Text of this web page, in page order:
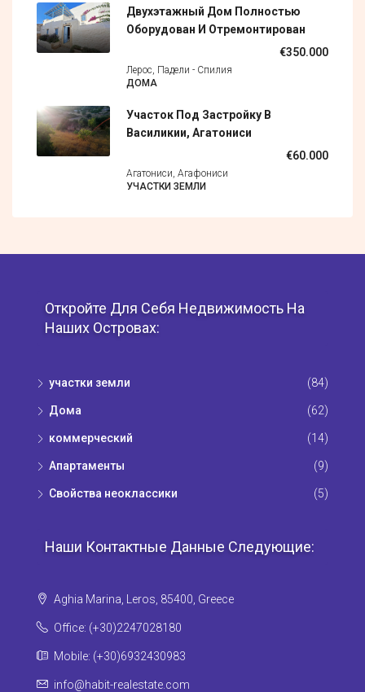
Двухэтажный Дом Полностью
Оборудован И Отремонтирован
€350.000
Лерос, Падели - Спилия
ДОМА
Участок Под Застройку В
Василикии, Агатониси
€60.000
Агатониси, Агафониси
УЧАСТКИ ЗЕМЛИ
Откройте Для Себя Недвижимость На
Наших Островах:
участки земли (84)
Дома (62)
коммерческий (14)
Апартаменты (9)
Свойства неоклассики (5)
Наши Контактные Данные Следующие:
Aghia Marina, Leros, 85400, Greece
Office: (+30)2247028180
Mobile: (+30)6932430983
info@habit-realestate.com